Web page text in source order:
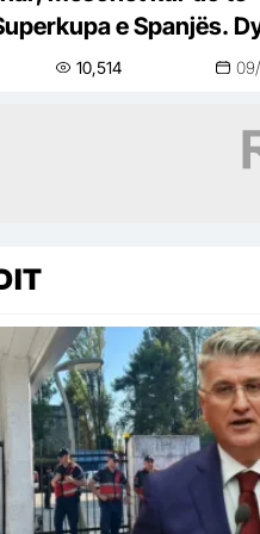
e Spanjës.
për të organizuar
10,514